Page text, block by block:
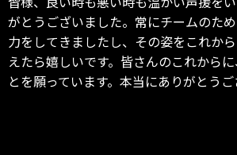
がとうございました。常にチームのた
力をしてきましたし、その姿をこれか
えたら嬉しいです。皆さんのこれから
とを願っています。本当にありがとうご